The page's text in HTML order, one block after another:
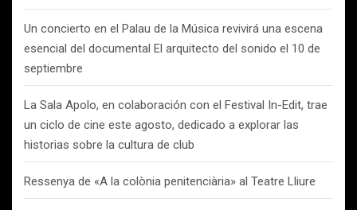
Un concierto en el Palau de la Música revivirá una escena
esencial del documental El arquitecto del sonido el 10 de
septiembre
La Sala Apolo, en colaboración con el Festival In-Edit, trae
un ciclo de cine este agosto, dedicado a explorar las
historias sobre la cultura de club
Ressenya de «A la colònia penitenciària» al Teatre Lliure